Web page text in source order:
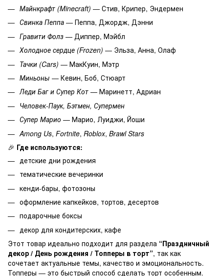
Майнкрафт (Minecraft) — Стив, Крипер, Эндермен
Свинка Пеппа — Пеппа, Джордж, Дэнни
Гравити Фолз — Диппер, Мэйбл
Холодное сердце (Frozen) — Эльза, Анна, Олаф
Тачки (Cars) — МакКуин, Мэтр
Миньоны — Кевин, Боб, Стюарт
Леди Баг и Супер Кот — Маринетт, Адриан
Человек-Паук, Бэтмен, Супермен
Супер Марио — Марио, Луиджи, Йоши
Among Us, Fortnite, Roblox, Brawl Stars
🎉 Где используются:
детские дни рождения
тематические вечеринки
кенди-бары, фотозоны
оформление капкейков, тортов, десертов
подарочные боксы
декор для кондитерских, кафе
Этот товар идеально подходит для раздела “Праздничный
декор / День рождения / Топперы в торт”, так как
сочетает актуальные темы, качество и эмоциональность.
Топперы — это быстрый способ сделать торт особенным.